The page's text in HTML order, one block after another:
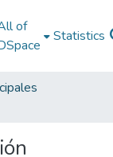
of
Statistics